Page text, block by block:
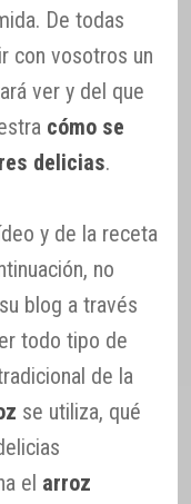
De todas
con vosotros un
ver y del que
cómo se
delicias.
y de la receta
no
blog a través
todo tipo de
de la
se utiliza, qué
el arroz